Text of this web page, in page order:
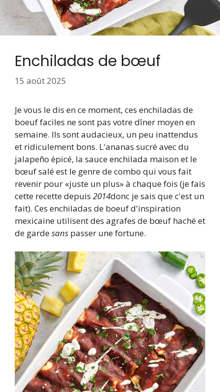
Enchiladas de bœuf
15 août 2025
Je vous le dis en ce moment, ces enchiladas de
boeuf faciles ne sont pas votre dîner moyen en
semaine. Ils sont audacieux, un peu inattendus
et ridiculement bons. L'ananas sucré avec du
jalapeño épicé, la sauce enchilada maison et le
bœuf salé est le genre de combo qui vous fait
revenir pour «juste un plus» à chaque fois (je fais
cette recette depuis 2014donc je sais que c'est un
fait). Ces enchiladas de boeuf d'inspiration
mexicaine utilisent des agrafes de bœuf haché et
de gardesans passer une fortune.